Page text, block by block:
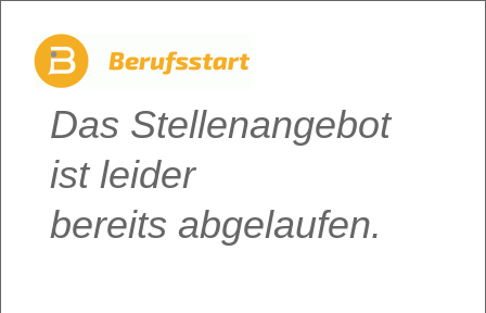
Das Stellenangebot
ist leider
bereits abgelaufen.